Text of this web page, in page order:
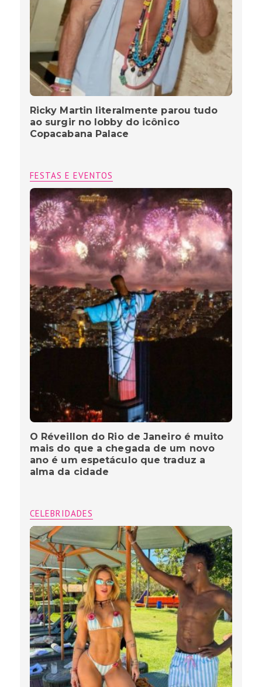
Ricky Martin literalmente parou tudo
ao surgir no lobby do icônico
Copacabana Palace
FESTAS E EVENTOS
O Réveillon do Rio de Janeiro é muito
mais do que a chegada de um novo
ano é um espetáculo que traduz a
alma da cidade
CELEBRIDADES